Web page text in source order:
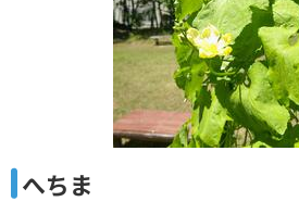
へちま